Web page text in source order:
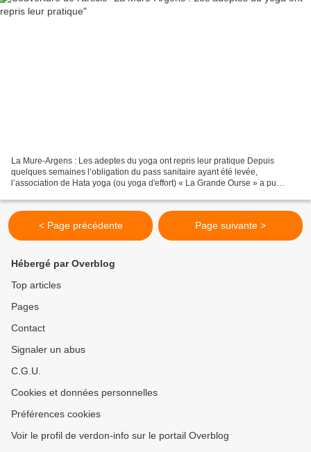
La Mure-Argens : Les adeptes du yoga ont repris leur pratique Depuis
quelques semaines l’obligation du pass sanitaire ayant été levée,
l’association de Hata yoga (ou yoga d'effort) « La Grande Ourse » a pu
< Page précédente Page suivante >
Hébergé par Overblog
Top articles
Pages
Contact
Signaler un abus
C.G.U.
Cookies et données personnelles
Préférences cookies
Voir le profil de verdon-info sur le portail Overblog